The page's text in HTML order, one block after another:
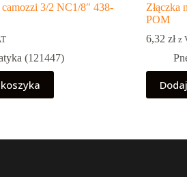
3/2 NC1/8″ 438-
(121447)
Złączka
POM
6,32 zł z